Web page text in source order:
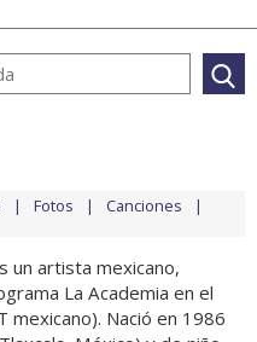
Fotos Canciones
un artista mexicano,
La Academia en el
mexicano). Nació en 1986